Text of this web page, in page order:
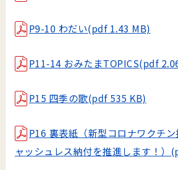
P9-10 わだい(pdf 1.43 MB)
P11-14 おみたまTOPICS(pdf
P15 四季の歌(pdf 535 KB)
P16 裏表紙（新型コロナワクチ
ャッシュレス納付を推進します！）